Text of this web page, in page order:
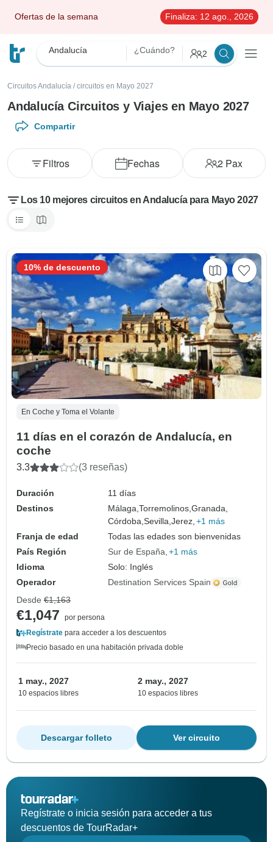
Ofertas de la semana Finaliza: 12 ago., 2026
Andalucía ¿Cuándo? 2
Circuitos Andalucía / circuitos en Mayo 2027
Andalucía Circuitos y Viajes en Mayo 2027
Compartir
Fechas 2 Pax
Filtros
Los 10 mejores circuitos en Andalucía para Mayo 2027
En Coche y Toma el Volante
11 días en el corazón de Andalucía, en
coche
3.3 (3 reseñas)
Duración
11 días
Destinos
Málaga,Torremolinos,Granada,
Córdoba,Sevilla,Jerez, +1 más
Franja de edad
Todas las edades son bienvenidas
País Región
Sur de España +1 más
Idioma
Solo: Inglés
Operador
Destination Services Spain
10% de descuento
Desde €1,163
€1,047
por persona
Regístrate para acceder a los descuentos
Precio basado en una habitación privada doble
1 may., 2027
10 espacios libres
2 may., 2027
10 espacios libres
Ver circuito
Descargar folleto
Regístrate o inicia sesión para acceder a tus
descuentos de TourRadar+